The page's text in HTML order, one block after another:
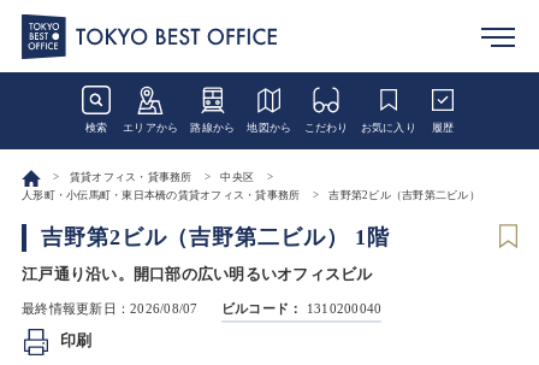
検索 エリアから 路線から 地図から こだわり お気に入り 履歴
賃貸オフィス・貸事務所
中央区
人形町・小伝馬町・東日本橋の賃貸オフィス・貸事務所
吉野第2ビル（吉野第二ビル）
吉野第2ビル（吉野第二ビル） 1階
江戸通り沿い。開口部の広い明るいオフィスビル
最終情報更新日：2026/08/07 ビルコード： 1310200040
印刷